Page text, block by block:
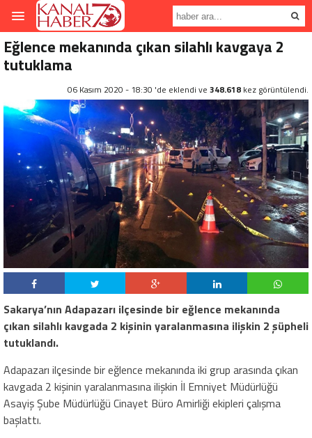
Eğlence mekanında çıkan silahlı kavgaya 2
tutuklama
06 Kasım 2020 - 18:30 'de eklendi ve 348.618 kez görüntülendi.
Sakarya’nın Adapazarı ilçesinde bir eğlence mekanında
çıkan silahlı kavgada 2 kişinin yaralanmasına ilişkin 2 şüpheli
tutuklandı.
Adapazarı ilçesinde bir eğlence mekanında iki grup arasında çıkan
kavgada 2 kişinin yaralanmasına ilişkin İl Emniyet Müdürlüğü
Asayiş Şube Müdürlüğü Cinayet Büro Amirliği ekipleri çalışma
başlattı.